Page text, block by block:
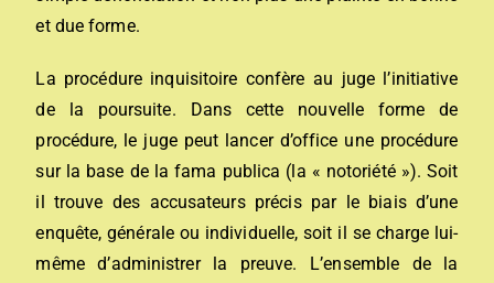
et due forme.
La procédure inquisitoire confère au juge l’initiative
de la poursuite. Dans cette nouvelle forme de
procédure, le juge peut lancer d’office une procédure
sur la base de lafama publica (la « notoriété »). Soit
il trouve des accusateurs précis par le biais d’une
enquête, générale ou individuelle, soit il se charge lui-
même d’administrer la preuve. L’ensemble de la